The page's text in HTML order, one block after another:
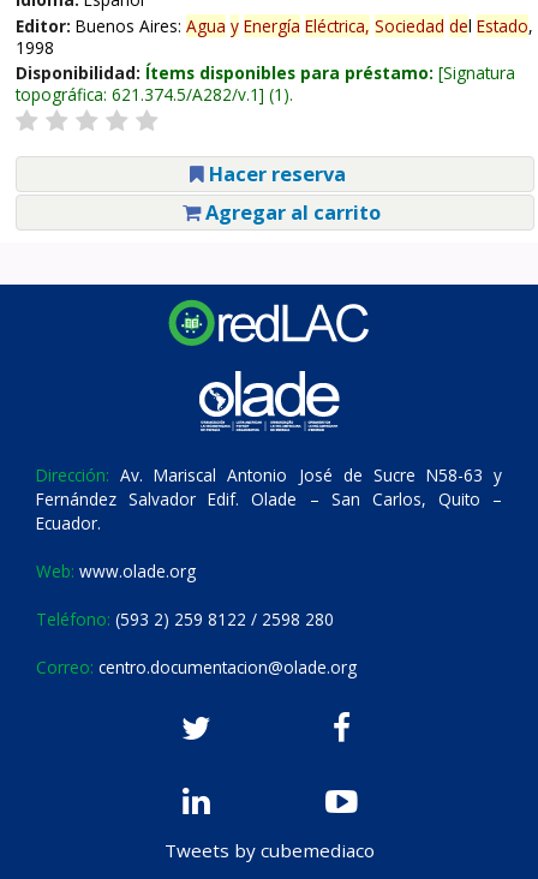
Editor: Buenos Aires: Agua y Energía Eléctrica, Sociedad del Estado,
1998
Disponibilidad: Ítems disponibles para préstamo: Signatura
topográfica: 621.374.5/A282/v.1 (1).
Hacer reserva
Agregar al carrito
Dirección: Av. Mariscal Antonio José de Sucre N58-63 y
Fernández Salvador Edif. Olade – San Carlos, Quito –
Ecuador.
Web: www.olade.org
Teléfono: (593 2) 259 8122 / 2598 280
Correo: centro.documentacion@olade.org
Tweets by cubemediaco